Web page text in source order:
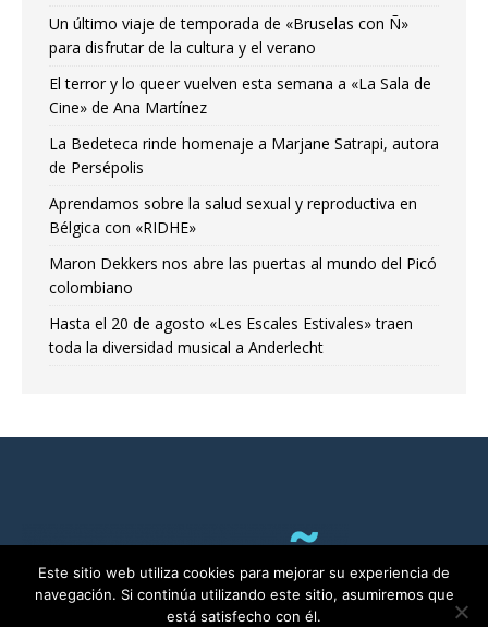
Un último viaje de temporada de «Bruselas con Ñ»
para disfrutar de la cultura y el verano
El terror y lo queer vuelven esta semana a «La Sala de
Cine» de Ana Martínez
La Bedeteca rinde homenaje a Marjane Satrapi, autora
de Persépolis
Aprendamos sobre la salud sexual y reproductiva en
Bélgica con «RIDHE»
Maron Dekkers nos abre las puertas al mundo del Picó
colombiano
Hasta el 20 de agosto «Les Escales Estivales» traen
toda la diversidad musical a Anderlecht
Este sitio web utiliza cookies para mejorar su experiencia de
navegación. Si continúa utilizando este sitio, asumiremos que
está satisfecho con él.